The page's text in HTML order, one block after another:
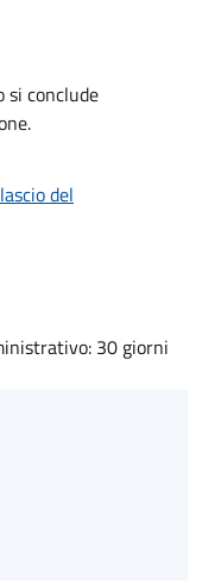
si conclude
del
30 giorni